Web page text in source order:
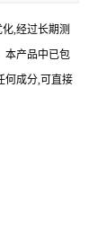
,经过长期测
本产品中已包
何成分,可直接